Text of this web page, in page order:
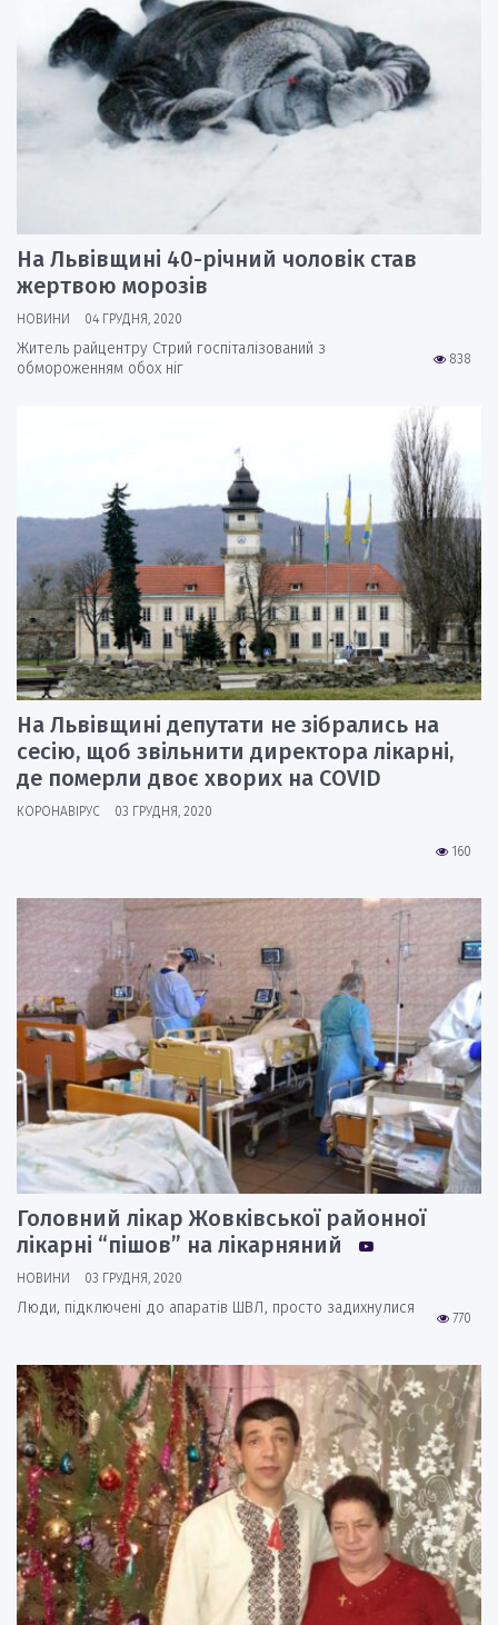
На Львівщині 40-річний чоловік став
жертвою морозів
НОВИНИ 04 ГРУДНЯ, 2020
838
Житель райцентру Стрий госпіталізований з
обмороженням обох ніг
На Львівщині депутати не зібрались на
сесію, щоб звільнити директора лікарні,
де померли двоє хворих на COVID
КОРОНАВІРУС 03 ГРУДНЯ, 2020
160
Головний лікар Жовківської районної
лікарні “пішов” на лікарняний
НОВИНИ 03 ГРУДНЯ, 2020
770
Люди, підключені до апаратів ШВЛ, просто задихнулися